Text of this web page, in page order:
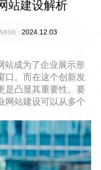
站建设解析
时间： 2024.12.03
成为了企业展示形
口。而在这个创新发
是凸显其重要性。要
网站建设可以从多个